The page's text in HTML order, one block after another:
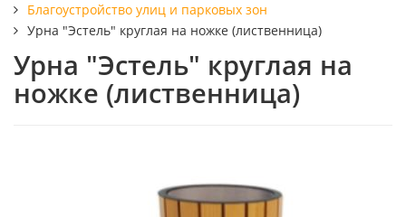
Благоустройство улиц и парковых зон
Урна "Эстель" круглая на ножке (лиственница)
Урна "Эстель" круглая на
ножке (лиственница)